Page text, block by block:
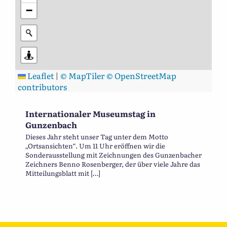
−
Leaflet | © MapTiler© OpenStreetMap
contributors
Internationaler Museumstag in
Gunzenbach
Dieses Jahr steht unser Tag unter dem Motto
„Ortsansichten“. Um 11 Uhr eröffnen wir die
Sonderausstellung mit Zeichnungen des Gunzenbacher
Zeichners Benno Rosenberger, der über viele Jahre das
Mitteilungsblatt mit […]